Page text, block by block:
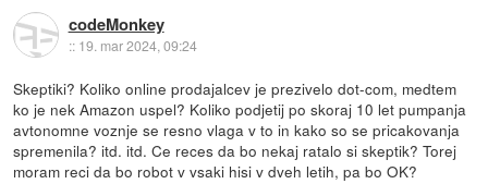
codeMonkey
:: 19. mar 2024, 09:24
Skeptiki? Koliko online prodajalcev je prezivelo dot-com, medtem
ko je nek Amazon uspel? Koliko podjetij po skoraj 10 let pumpanja
avtonomne voznje se resno vlaga v to in kako so se pricakovanja
spremenila? itd. itd. Ce reces da bo nekaj ratalo si skeptik? Torej
moram reci da bo robot v vsaki hisi v dveh letih, pa bo OK?